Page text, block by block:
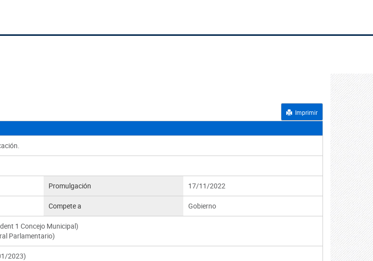
Imprimir
Promulgación 17/11/2022
Compete a Gobierno
1 Concejo Municipal)
Parlamentario)
2023)